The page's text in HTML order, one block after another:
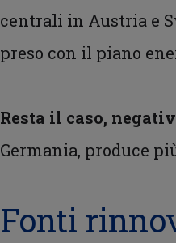
centrali in Austria e
preso con il piano
Resta il caso,
Germania, produce
Fonti